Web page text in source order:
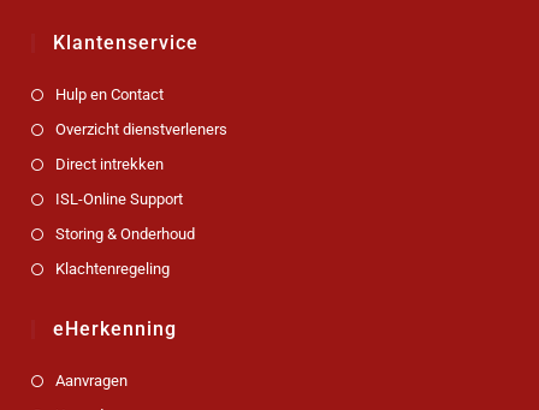
Klantenservice
Hulp en Contact
Overzicht dienstverleners
Direct intrekken
ISL-Online Support
Storing & Onderhoud
Klachtenregeling
eHerkenning
Aanvragen